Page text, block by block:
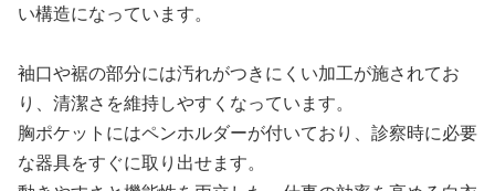
い構造になっています。
袖口や裾の部分には汚れがつきにくい加工が施されてお
り、清潔さを維持しやすくなっています。
胸ポケットにはペンホルダーが付いており、診察時に必要
な器具をすぐに取り出せます。